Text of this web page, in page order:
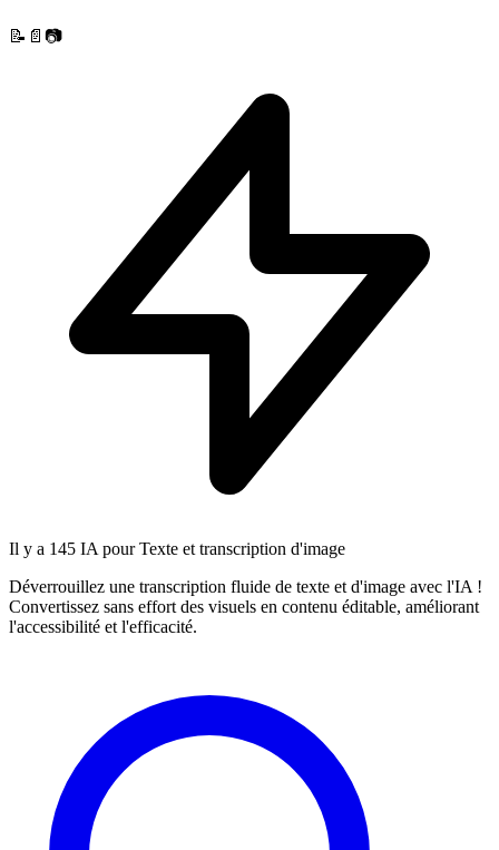
📝📄📷
Il y a 145 IA pour Texte et transcription d'image
Déverrouillez une transcription fluide de texte et d'image avec l'IA !
Convertissez sans effort des visuels en contenu éditable, améliorant
l'accessibilité et l'efficacité.